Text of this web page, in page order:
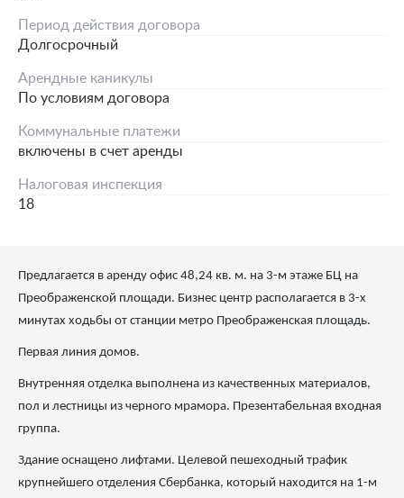
Период действия договора
Долгосрочный
Арендные каникулы
По условиям договора
Коммунальные платежи
включены в счет аренды
Налоговая инспекция
18
Предлагается в аренду офис 48,24 кв. м. на 3-м этаже БЦ на
Преображенской площади. Бизнес центр располагается в 3-х
минутах ходьбы от станции метро Преображенская площадь.
Первая линия домов.
Внутренняя отделка выполнена из качественных материалов,
пол и лестницы из черного мрамора. Презентабельная входная
группа.
Здание оснащено лифтами. Целевой пешеходный трафик
крупнейшего отделения Сбербанка, который находится на 1-м